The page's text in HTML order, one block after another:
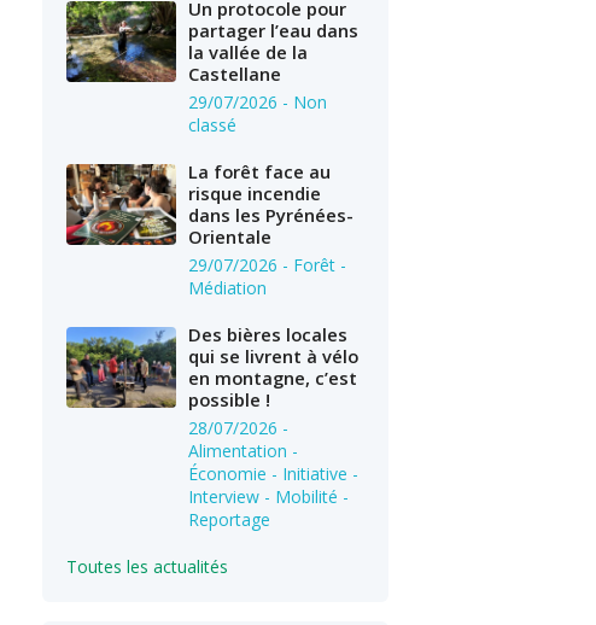
Un protocole pour
partager l’eau dans
la vallée de la
Castellane
29/07/2026 - Non
classé
La forêt face au
risque incendie
dans les Pyrénées-
Orientale
29/07/2026 - Forêt -
Médiation
Des bières locales
qui se livrent à vélo
en montagne, c’est
possible !
28/07/2026 -
Alimentation -
Économie - Initiative -
Interview - Mobilité -
Reportage
Toutes les actualités